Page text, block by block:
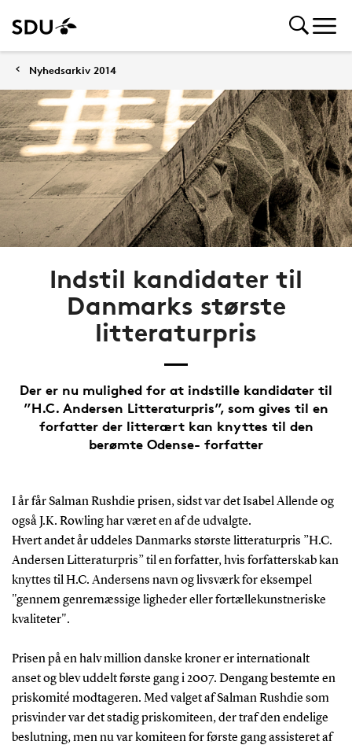
Nyhedsarkiv 2014
Indstil kandidater til
Danmarks største
litteraturpris
Der er nu mulighed for at indstille kandidater til
”H.C. Andersen Litteraturpris”, som gives til en
forfatter der litterært kan knyttes til den
berømte Odense- forfatter
I år får Salman Rushdie prisen, sidst var det Isabel Allende og
også J.K. Rowling har været en af de udvalgte.
Hvert andet år uddeles Danmarks største litteraturpris ”H.C.
Andersen Litteraturpris” til en forfatter, hvis forfatterskab kan
knyttes til H.C. Andersens navn og livsværk for eksempel
"gennem genremæssige ligheder eller fortællekunstneriske
kvaliteter".
Prisen på en halv million danske kroner er internationalt
anset og blev uddelt første gang i 2007. Dengang bestemte en
priskomité modtageren. Med valget af Salman Rushdie som
prisvinder var det stadig priskomiteen, der traf den endelige
beslutning, men nu var komiteen for første gang assisteret af